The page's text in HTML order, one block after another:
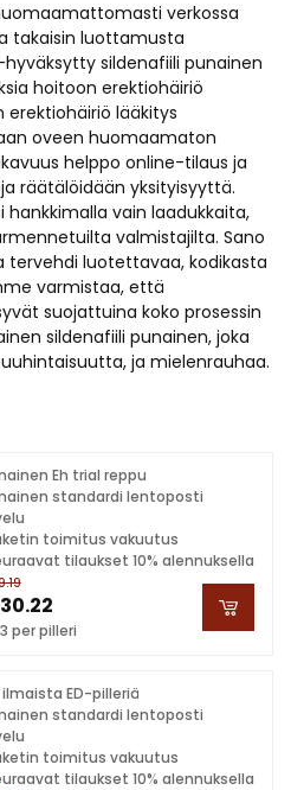
verkossa
takaisin luottamusta
sildenafiili punainen
hoitoon erektiohäiriö
erektiohäiriö lääkitys
oveen huomaamaton
helppo online-tilaus ja
räätälöidään yksityisyyttä.
vain laadukkaita,
valmistajilta. Sano
tervehdi luotettavaa, kodikasta
varmistaa, että
suojattuina koko prosessin
sildenafiili punainen, joka
ja mielenrauhaa.
per pilleri
Eh trial reppu
standardi lentoposti
toimitus vakuutus
tilaukset 10% alennuksella
ilmaista ED-pilleriä
standardi lentoposti
toimitus vakuutus
tilaukset 10% alennuksella